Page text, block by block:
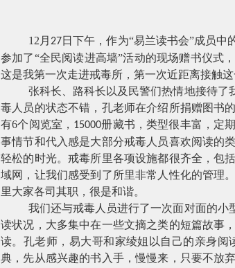
12 月 27日下午，作为“易兰读书会”成员
参加了“全民阅读进高墙”活动的现场赠书仪式
这是我第一次走进戒毒所，第一次近距离接触这
张科长、路科长以及民警们热情地接待
毒人员的状态不错，孔老师在介绍所捐赠图书
有6个阅览室， 15000册藏书，类型很丰富，定
事情节和代入感是大部分戒毒人员喜欢阅读的
轻松的时光。戒毒所里各项设施都很齐全，包
域网，让我们感受到了所里非常人性化的管理
里大家各司其职，很是和谐。
我们还与戒毒人员进行了一次面对面的小
读状况，大多集中在一些文摘之类的短篇故事
读。孔老师，易大哥和家绫姐以自己的亲身
典，先从感兴趣的书入手，慢慢来，只要不放